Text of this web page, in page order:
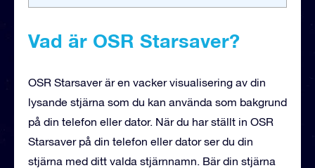
Vad är OSR Starsaver?
OSR Starsaver är en vacker visualisering av din
lysande stjärna som du kan använda som bakgrund
på din telefon eller dator. När du har ställt in OSR
Starsaver på din telefon eller dator ser du din
stjärna med ditt valda stjärnnamn. Bär din stjärna